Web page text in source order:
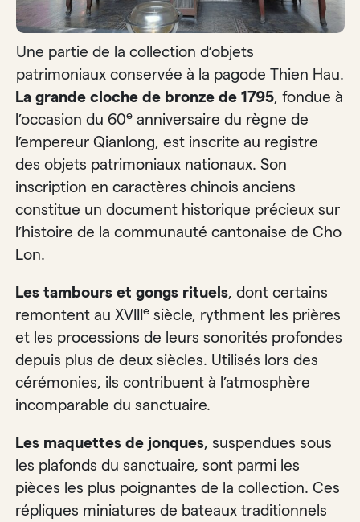
Une partie de la collection d’objets
patrimoniaux conservée à la pagode Thien Hau.
La grande cloche de bronze de 1795, fondue à
l’occasion du 60e anniversaire du règne de
l’empereur Qianlong, est inscrite au registre
des objets patrimoniaux nationaux. Son
inscription en caractères chinois anciens
constitue un document historique précieux sur
l’histoire de la communauté cantonaise de Cho
Lon.
Les tambours et gongs rituels, dont certains
remontent au XVIIIe siècle, rythment les prières
et les processions de leurs sonorités profondes
depuis plus de deux siècles. Utilisés lors des
cérémonies, ils contribuent à l’atmosphère
incomparable du sanctuaire.
Les maquettes de jonques, suspendues sous
les plafonds du sanctuaire, sont parmi les
pièces les plus poignantes de la collection. Ces
répliques miniatures de bateaux traditionnels